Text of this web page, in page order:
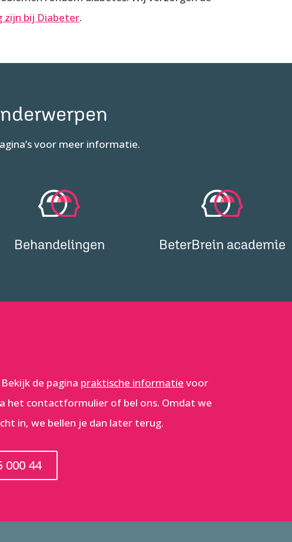
zijn bij Diabeter.
voor meer informatie.
Behandelingen BeterBrein academie
Bekijk de pagina praktische informatie voor
het contactformulier of bel ons. Omdat we
in, we bellen je dan later terug.
000 44